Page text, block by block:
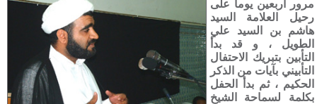
مرور أربعين يوماً على
رحيل العلامة السيد
هاشم بن السيد علي
الطويل ، و قد بدأ
التأبين بتبريك الاحتفال
التأبيني بآيات من الذكر
الحكيم ، ثم بدأ الحفل
بكلمة لسماحة الشيخ